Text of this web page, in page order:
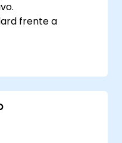
frente a
a los candidatos y
de